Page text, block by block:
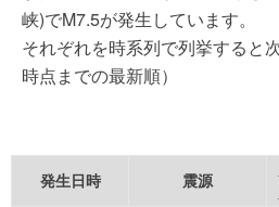
峡)でM7.5が発生しています。
それぞれを時系列で列挙すると
時点までの最新順）
発生日時 震源